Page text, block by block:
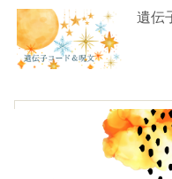
遺伝